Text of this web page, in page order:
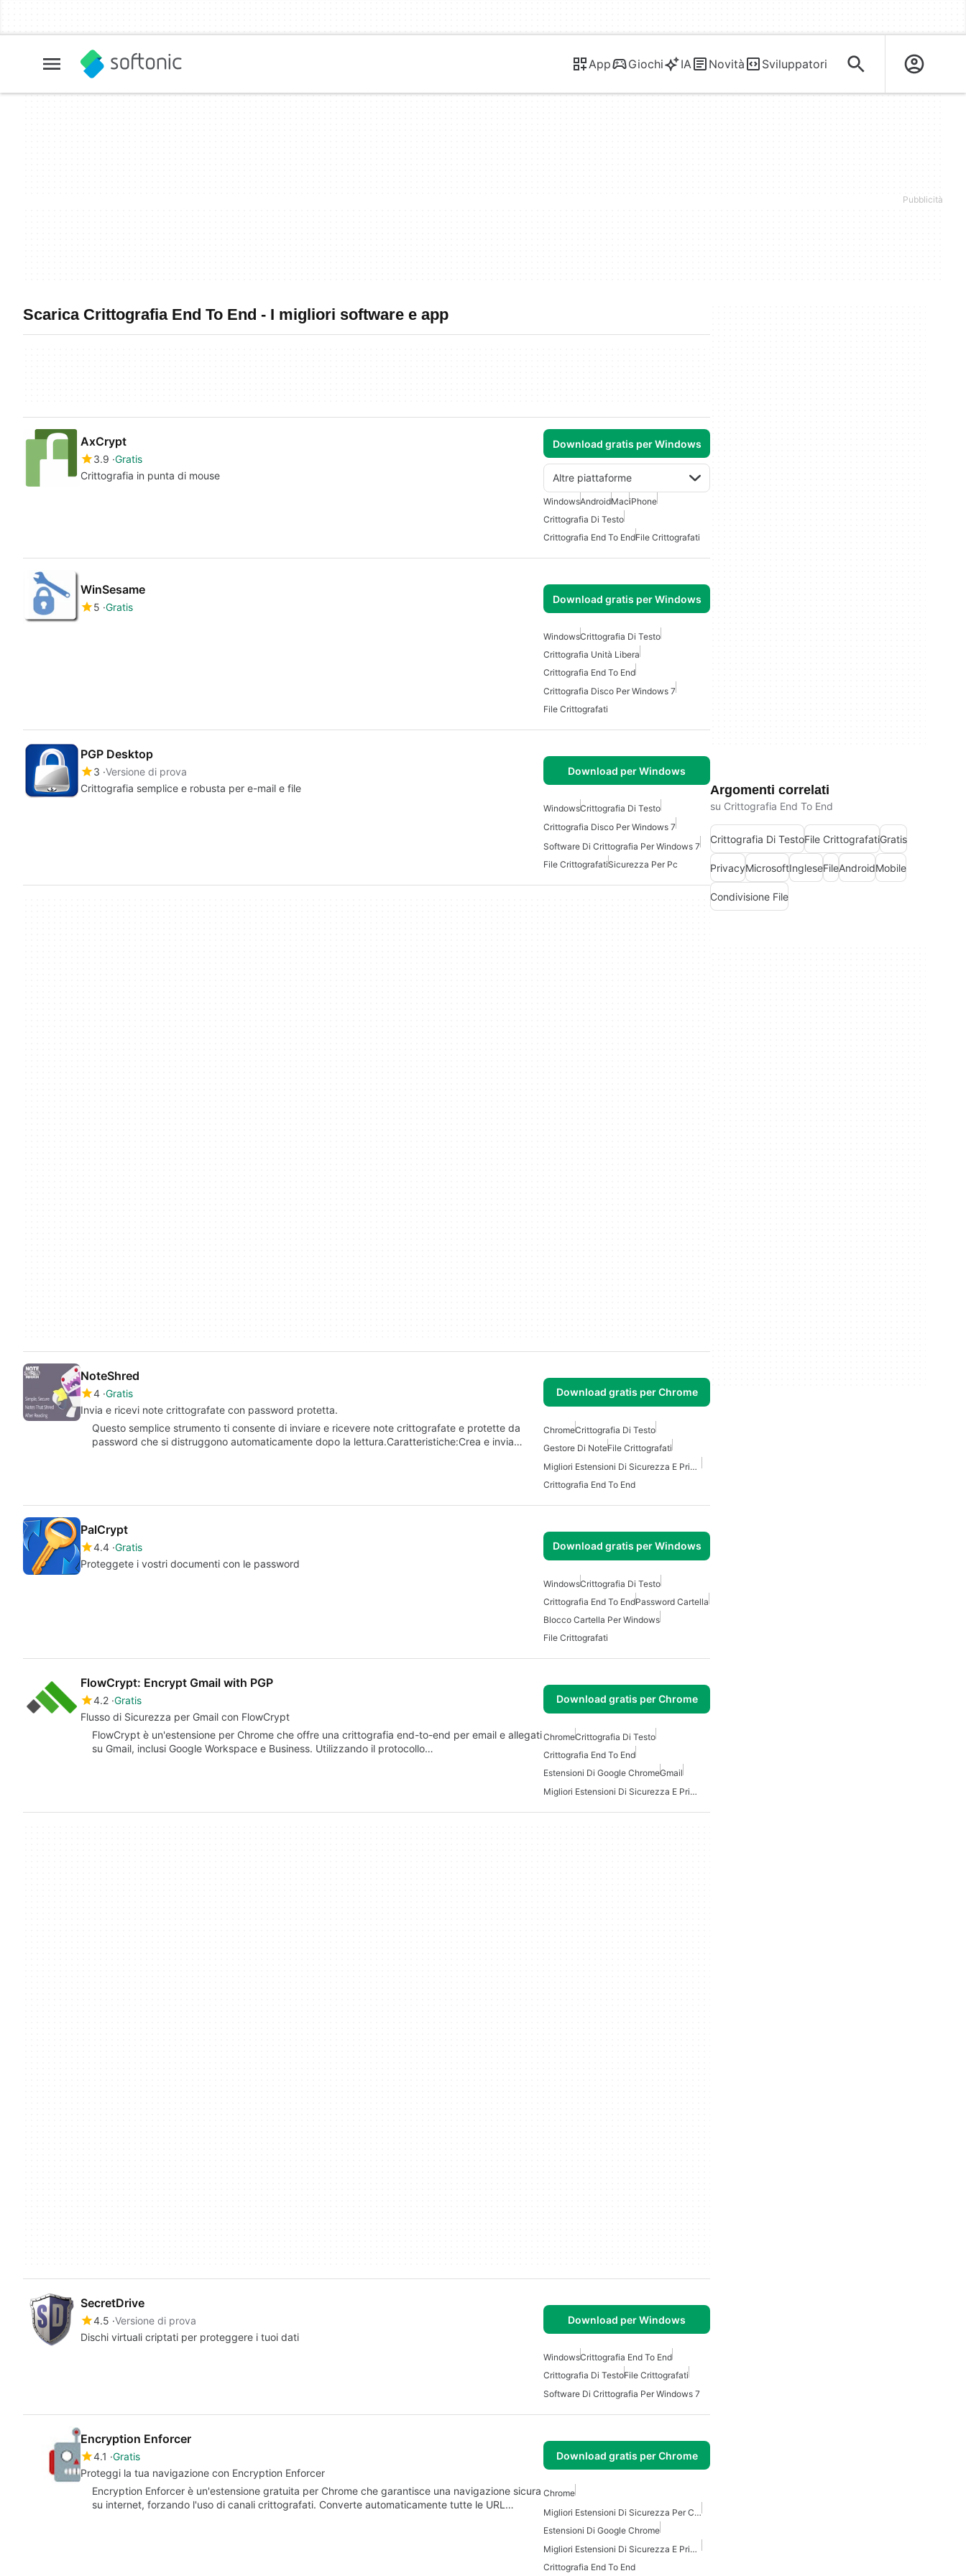
App Giochi IA Novità Sviluppatori
Scarica Crittografia End To End - I migliori software e app
AxCrypt
3.9 Gratis
Crittografia in punta di mouse
Download gratis per Windows
Altre piattaforme
WindowsAndroidMaciPhone
Crittografia Di Testo
Crittografia End To EndFile Crittografati
WinSesame
5 Gratis
Download gratis per Windows
WindowsCrittografia Di Testo
Crittografia Unità Libera
Crittografia End To End
Crittografia Disco Per Windows 7
File Crittografati
PGP Desktop
3 Versione di prova
Crittografia semplice e robusta per e-mail e file
Download per Windows
WindowsCrittografia Di Testo
Crittografia Disco Per Windows 7
Software Di Crittografia Per Windows 7
File CrittografatiSicurezza Per Pc
NoteShred
4 Gratis
Invia e ricevi note crittografate con password protetta.
Download gratis per Chrome
Questo semplice strumento ti consente di inviare e ricevere note crittografate e protette da
password che si distruggono automaticamente dopo la lettura.Caratteristiche:Crea e invia…
ChromeCrittografia Di Testo
Gestore Di NoteFile Crittografati
Migliori Estensioni Di Sicurezza E Privacy Per Chrome
Crittografia End To End
PalCrypt
4.4 Gratis
Proteggete i vostri documenti con le password
Download gratis per Windows
WindowsCrittografia Di Testo
Crittografia End To EndPassword Cartella
Blocco Cartella Per Windows
File Crittografati
FlowCrypt: Encrypt Gmail with PGP
4.2 Gratis
Flusso di Sicurezza per Gmail con FlowCrypt
Download gratis per Chrome
FlowCrypt è un'estensione per Chrome che offre una crittografia end-to-end per email e allegati
su Gmail, inclusi Google Workspace e Business. Utilizzando il protocollo…
ChromeCrittografia Di Testo
Crittografia End To End
Estensioni Di Google ChromeGmail
Migliori Estensioni Di Sicurezza E Privacy Per Chrome
SecretDrive
4.5 Versione di prova
Dischi virtuali criptati per proteggere i tuoi dati
Download per Windows
WindowsCrittografia End To End
Crittografia Di TestoFile Crittografati
Software Di Crittografia Per Windows 7
Encryption Enforcer
4.1 Gratis
Proteggi la tua navigazione con Encryption Enforcer
Download gratis per Chrome
Encryption Enforcer è un'estensione gratuita per Chrome che garantisce una navigazione sicura
su internet, forzando l'uso di canali crittografati. Converte automaticamente tutte le URL…
Chrome
Migliori Estensioni Di Sicurezza Per Chrome
Estensioni Di Google Chrome
Migliori Estensioni Di Sicurezza E Privacy Per Chrome
Crittografia End To End
Argomenti correlati
su Crittografia End To End
Crittografia Di TestoFile CrittografatiGratis
PrivacyMicrosoftIngleseFileAndroidMobile
Condivisione File